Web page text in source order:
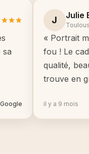
sa
J Julie
« Portrait
fou ! Le
qualité,
trouve en
il y a 9 mois